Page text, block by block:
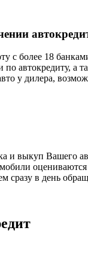
с более 18
автокредиту, а
у дилера,
и выкуп Вашего
сразу в день